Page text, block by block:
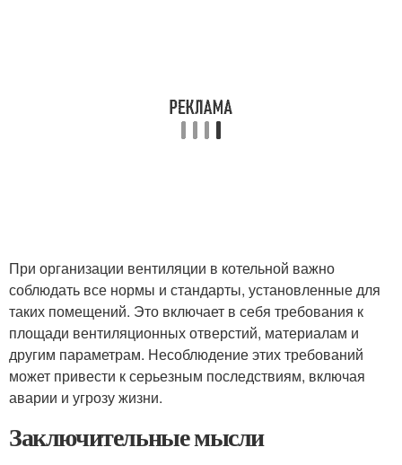
При организации вентиляции в котельной важно
соблюдать все нормы и стандарты, установленные для
таких помещений. Это включает в себя требования к
площади вентиляционных отверстий, материалам и
другим параметрам. Несоблюдение этих требований
может привести к серьезным последствиям, включая
аварии и угрозу жизни.
Заключительные мысли